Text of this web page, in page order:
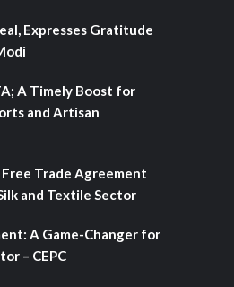
Expresses Gratitude
A Timely Boost for
and Artisan
Trade Agreement
and Textile Sector
A Game-Changer for
– CEPC